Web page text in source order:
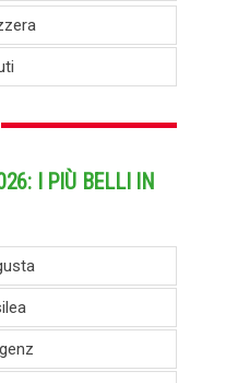
I PIÙ BELLI IN